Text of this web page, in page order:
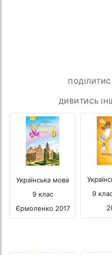
ДИВИТИСЬ
Українська мова
9 клас
Єрмоленко 2017
9